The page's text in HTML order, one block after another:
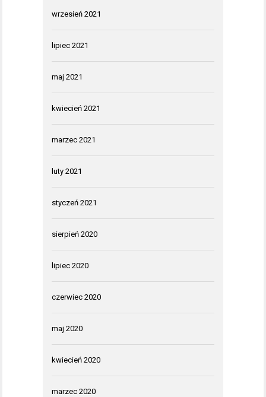
wrzesień 2021
lipiec 2021
maj 2021
kwiecień 2021
marzec 2021
luty 2021
styczeń 2021
sierpień 2020
lipiec 2020
czerwiec 2020
maj 2020
kwiecień 2020
marzec 2020